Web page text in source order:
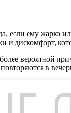
ему жарко
и дискомфорт,
вероятной
в
—
не всегда
ребенка.